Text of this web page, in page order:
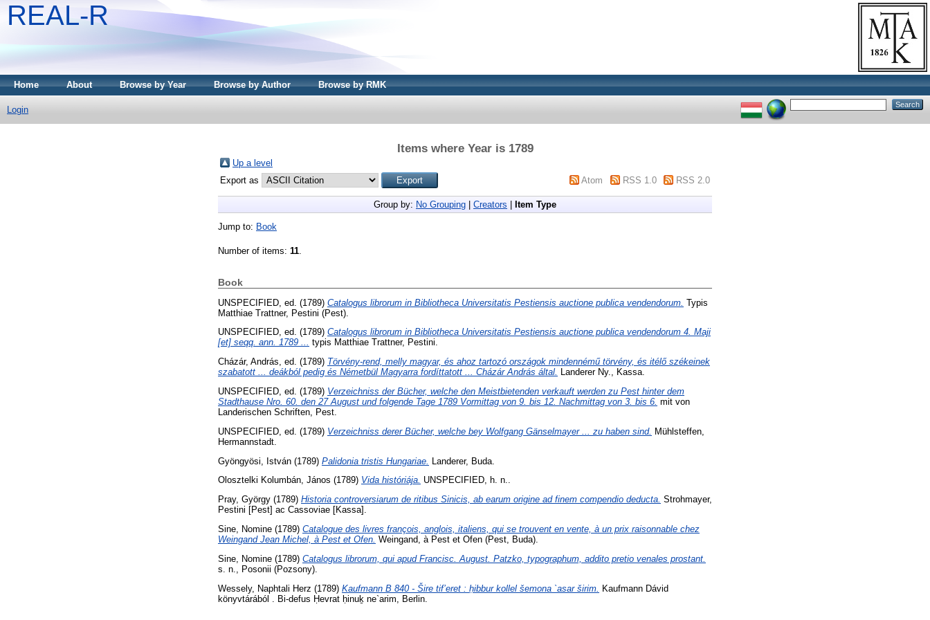
REAL-R
Home About Browse by Year Browse by Author Browse by RMK
Login
Items where Year is 1789
Up a level
Export as
Atom RSS 1.0 RSS 2.0
Group by: No Grouping Creators Item Type
Jump to: Book
Number of items: 11
Book
UNSPECIFIED, ed. (1789) Catalogus librorum in Bibliotheca Universitatis Pestiensis auctione publica vendendorum. Typis
Matthiae Trattner, Pestini (Pest).
UNSPECIFIED, ed. (1789) Catalogus librorum in Bibliotheca Universitatis Pestiensis auctione publica vendendorum 4. Maji
[et] seqq. ann. 1789 ... typis Matthiae Trattner, Pestini.
Cházár, András, ed. (1789) Törvény-rend, melly magyar, és ahoz tartozó országok mindennémű törvény, és itélő székeinek
szabatott ... deákból pedig és Németbül Magyarra fordíttatott ... Cházár András által. Landerer Ny., Kassa.
UNSPECIFIED, ed. (1789) Verzeichniss der Bücher, welche den Meistbietenden verkauft werden zu Pest hinter dem
Stadthause Nro. 60. den 27 August und folgende Tage 1789 Vormittag von 9. bis 12. Nachmittag von 3. bis 6. mit von
Landerischen Schriften, Pest.
UNSPECIFIED, ed. (1789) Verzeichniss derer Bücher, welche bey Wolfgang Gänselmayer ... zu haben sind. Mühlsteffen,
Hermannstadt.
Gyöngyösi, István (1789) Palidonia tristis Hungariae. Landerer, Buda.
Olosztelki Kolumbán, János (1789) Vida históriája. UNSPECIFIED, h. n..
Pray, György (1789) Historia controversiarum de ritibus Sinicis, ab earum origine ad finem compendio deducta. Strohmayer,
Pestini [Pest] ac Cassoviae [Kassa].
Sine, Nomine (1789) Catalogue des livres françois, anglois, italiens, qui se trouvent en vente, à un prix raisonnable chez
Weingand Jean Michel, à Pest et Ofen. Weingand, à Pest et Ofen (Pest, Buda).
Sine, Nomine (1789) Catalogus librorum, qui apud Francisc. August. Patzko, typographum, addito pretio venales prostant.
s. n., Posonii (Pozsony).
Wessely, Naphtali Herz (1789) Kaufmann B 840 - Šire tif’eret : ḥibbur kollel šemona `asar širim. Kaufmann Dávid
könyvtárából . Bi-defus Ḥevrat ḥinuḵ ne`arim, Berlin.